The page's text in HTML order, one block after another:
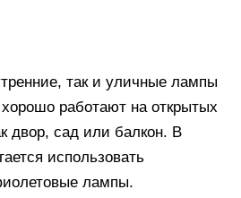
так и уличные лампы
работают на открытых
двор, сад или балкон. В
использовать
лампы.